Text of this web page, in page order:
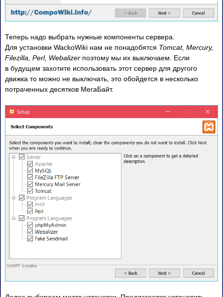
Теперь надо выбрать нужные компоненты сервера.
Для установки WackoWiki нам не понадобятся Tomcat, Mercury,
Filezilla, Perl, Webalizer поэтому мы их выключаем. Если
в будущем захотите использовать этот сервер для другого
движка то можно не выключать, это обойдется в несколько
потраченных десятков МегаБайт.